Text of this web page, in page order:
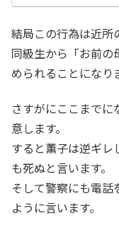
結局この行為は近所
同級生から「お前の
められることになり
さすがにここまで
意します。
すると薫子は逆ギ
も死ぬと言います。
そして警察にも電話
ように言います。